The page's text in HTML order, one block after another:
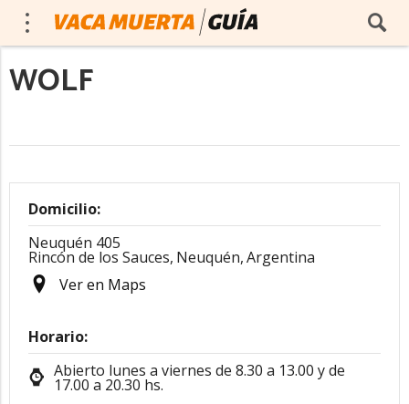
WOLF
Domicilio:
Neuquén 405
Rincón de los Sauces, Neuquén,Argentina
Ver en Maps
Horario:
Abierto lunes a viernes de 8.30 a 13.00 y de
17.00 a 20.30 hs.